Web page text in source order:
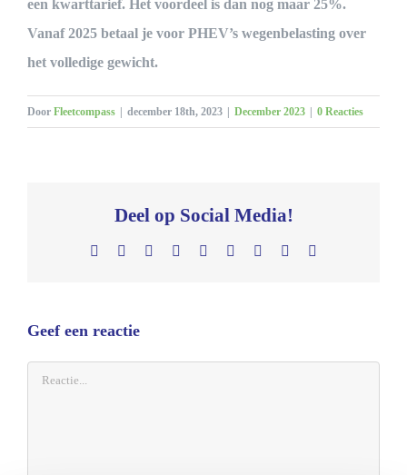
een kwarttarief. Het voordeel is dan nog maar 25%.
Vanaf 2025 betaal je voor PHEV’s wegenbelasting over
het volledige gewicht.
Door Fleetcompass | december 18th, 2023 | December 2023 | 0 Reacties
Deel op Social Media!
Facebook Reddit LinkedInWhatsApp
TumblrPinterest
Geef een reactie
Reactie